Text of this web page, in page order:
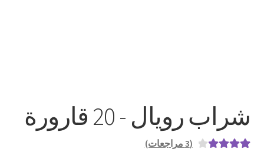
شراب رويال - 20 قارورة
(
3 مراجعات)